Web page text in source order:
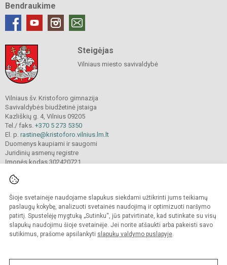
Šioje svetainėje naudojame slapukus siekdami užtikrinti jums teikiamų
paslaugų kokybę, analizuoti svetainės naudojimą ir optimizuoti naršymo
patirtį. Spustelėję mygtuką „Sutinku“, jūs patvirtinate, kad sutinkate su visų
slapukų naudojimu šioje svetainėje. Jei norite atšaukti arba pakeisti savo
sutikimus, prašome apsilankyti slapukų valdymo puslapyje.
Bendraukime
Steigėjas
Vilniaus miesto savivaldybė
Vilniaus šv. Kristoforo gimnazija
Savivaldybės biudžetinė įstaiga
Kazliškių g. 4, Vilnius 09205
Tel./ faks. +370 5 273 5350
El. p. rastine@kristoforo.vilnius.lm.lt
Duomenys kaupiami ir saugomi
Juridinių asmenų registre
Įmonės kodas 302420721
© 2024. Vilniaus šv. Kristoforo gimnazija. Visos teisės saugomos.
Kopijuoti turinį be raštiško įstaigos administracijos sutikimo griežtai draudžiama.
Prieinamumo paraiška Slapukų valdymas
Sumanus būdas atnaujinti